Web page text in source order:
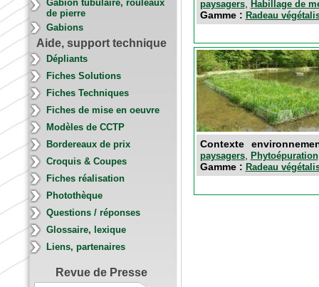
Gabion tubulaire, rouleaux
de pierre
Gabions
Aide, support technique
Dépliants
Fiches Solutions
Fiches Techniques
Fiches de mise en oeuvre
Modèles de CCTP
Bordereaux de prix
Croquis & Coupes
Fiches réalisation
Photothèque
Questions / réponses
Glossaire, lexique
Liens, partenaires
Revue de Presse
paysagers, Habillage de
Gamme : Radeau
Contexte
paysagers, Phytoépuration
Gamme : Radeau